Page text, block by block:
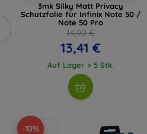
3mk Silky Matt Privacy
Schutzfolie für Infinix Note 50 /
Note 50 Pro
14,90 €
13,41 €
Auf Lager > 5 Stk.
-10%